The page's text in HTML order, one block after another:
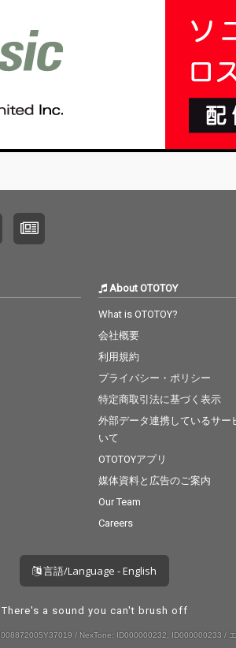
About OTOTOY
What is OTOTOY?
会社概要
利用規約
プライバシー・ポリシー
特定商取引法に基づく表示
外部データ連携しているサー
いて
OTOTOYアプリ
媒体資料と広告のご案内
Our Team
Careers
言語/Language - English
There's a sound you can't brush off
/ NexTone: ID000000232, ID000000233 /